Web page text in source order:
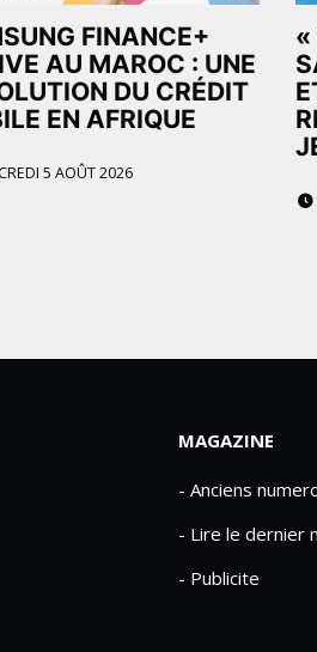
FINANCE+
AU MAROC : UNE
DU CRÉDIT
EN AFRIQUE
5 AOÛT 2026
«
MAGAZINE
- Anciens
- Lire le dernier
- Publicite